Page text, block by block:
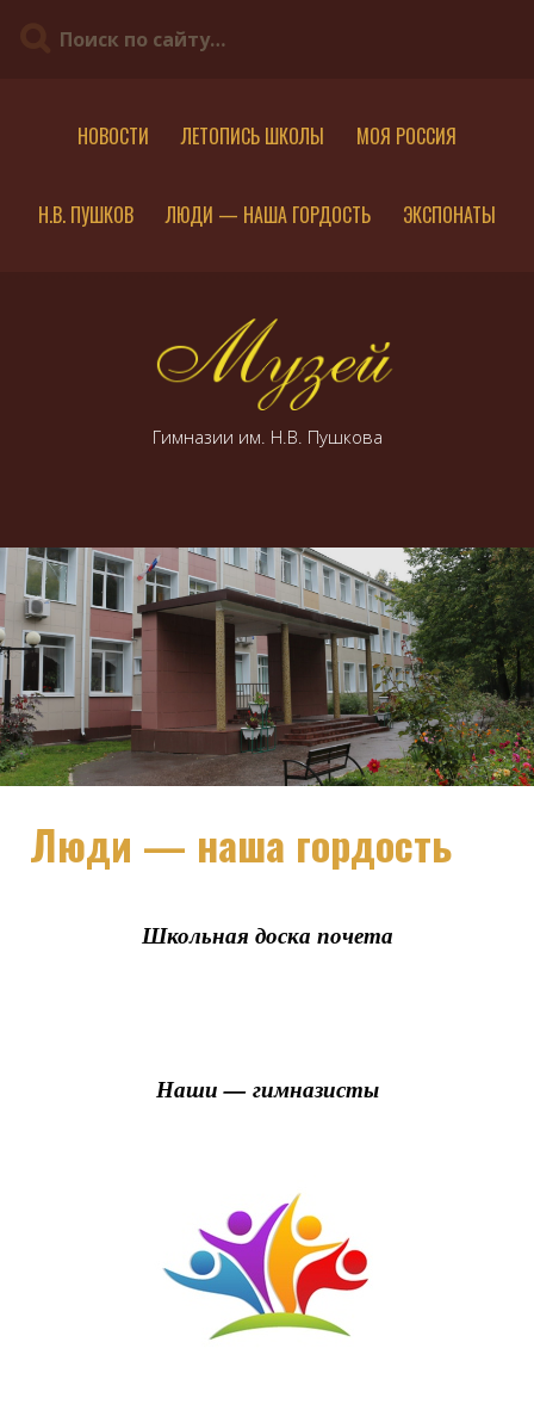
НОВОСТИ ЛЕТОПИСЬ ШКОЛЫ МОЯ РОССИЯ
Н.В. ПУШКОВ ЛЮДИ — НАША ГОРДОСТЬ ЭКСПОНАТЫ
Гимназии им. Н.В. Пушкова
Люди — наша гордость
Школьная доска почета
Наши — гимназисты